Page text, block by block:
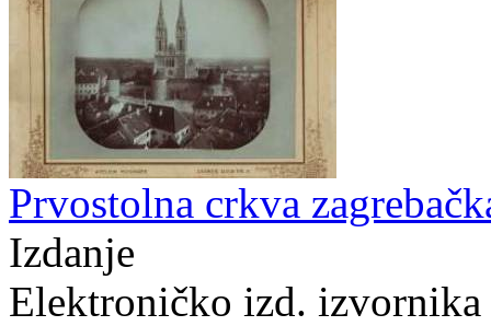
Prvostolna crkva
Izdanje
Elektroničko izd.